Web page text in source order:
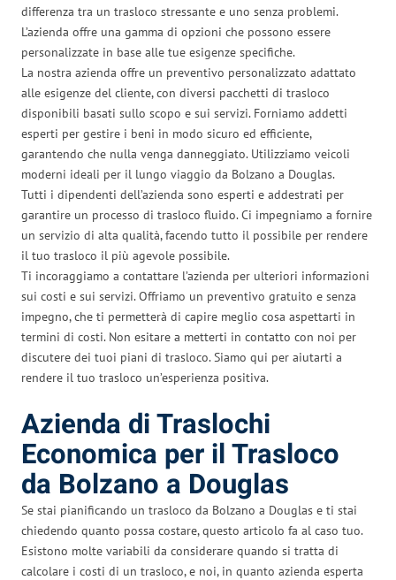
differenza tra un trasloco stressante e uno senza problemi.
L’azienda offre una gamma di opzioni che possono essere
personalizzate in base alle tue esigenze specifiche.
La nostra azienda offre un preventivo personalizzato adattato
alle esigenze del cliente, con diversi pacchetti di trasloco
disponibili basati sullo scopo e sui servizi. Forniamo addetti
esperti per gestire i beni in modo sicuro ed efficiente,
garantendo che nulla venga danneggiato. Utilizziamo veicoli
moderni ideali per il lungo viaggio da Bolzano a Douglas.
Tutti i dipendenti dell’azienda sono esperti e addestrati per
garantire un processo di trasloco fluido. Ci impegniamo a fornire
un servizio di alta qualità, facendo tutto il possibile per rendere
il tuo trasloco il più agevole possibile.
Ti incoraggiamo a contattare l’azienda per ulteriori informazioni
sui costi e sui servizi. Offriamo un preventivo gratuito e senza
impegno, che ti permetterà di capire meglio cosa aspettarti in
termini di costi. Non esitare a metterti in contatto con noi per
discutere dei tuoi piani di trasloco. Siamo qui per aiutarti a
rendere il tuo trasloco un’esperienza positiva.
Azienda di Traslochi
Economica per il Trasloco
da Bolzano a Douglas
Se stai pianificando un trasloco da Bolzano a Douglas e ti stai
chiedendo quanto possa costare, questo articolo fa al caso tuo.
Esistono molte variabili da considerare quando si tratta di
calcolare i costi di un trasloco, e noi, in quanto azienda esperta